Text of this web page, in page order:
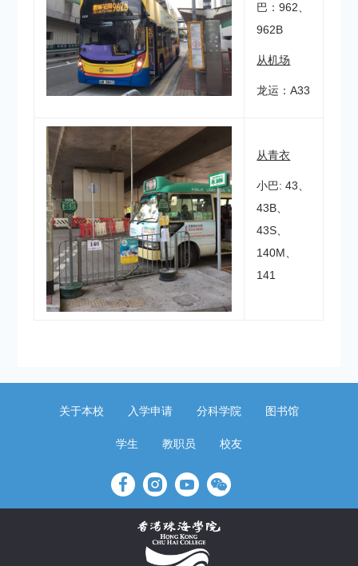
巴：962、
962B
从机场
龙运：A33
从青衣
小巴: 43、
43B、
43S、
140M、
141
关于本校 入学申请 分科学院 图书馆
学生 教职员 校友